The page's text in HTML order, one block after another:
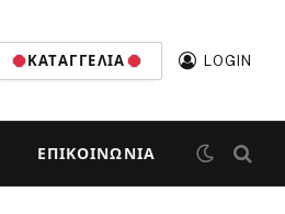
ΚΑΤΑΓΓΕΛΊΑ LOGIN
ΕΠΙΚΟΙΝΩΝΊΑ